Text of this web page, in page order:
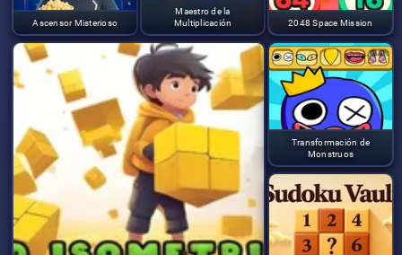
Ascensor Misterioso
Maestro de la
Multiplicación
2048 Space Mission
Transformación de
Monstruos